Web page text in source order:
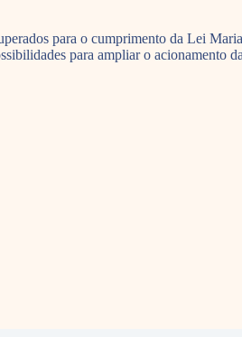
para o cumprimento da Lei
para ampliar o acionamento